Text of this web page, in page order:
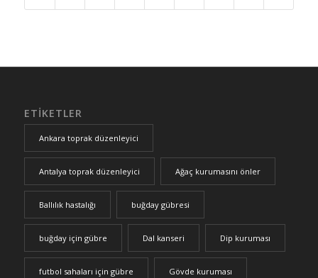
ETIKETLER
Ankara toprak düzenleyici
Antalya toprak düzenleyici Ağaç kurumasını önler
Ballılık hastalığı buğday gübresi
buğday için gübre Dal kanseri Dip kuruması
futbol sahaları için gübre Gövde kuruması